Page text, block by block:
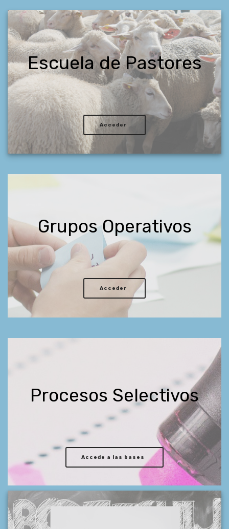
Escuela de Pastores
Acceder
Grupos Operativos
Acceder
Procesos Selectivos
Accede a las bases